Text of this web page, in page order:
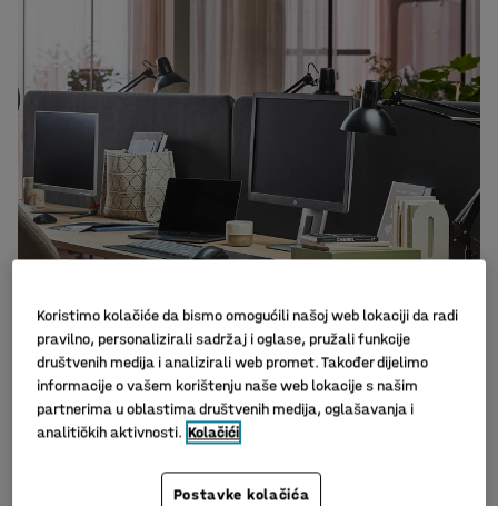
Koristimo kolačiće da bismo omogućili našoj web lokaciji da radi
pravilno, personalizirali sadržaj i oglase, pružali funkcije
društvenih medija i analizirali web promet. Također dijelimo
informacije o vašem korištenju naše web lokacije s našim
partnerima u oblastima društvenih medija, oglašavanja i
analitičkih aktivnosti. Kolačići
Postavke kolačića